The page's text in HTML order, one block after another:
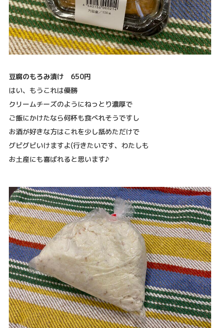
豆腐のもろみ漬け 650円
はい、もうこれは優勝
クリームチーズのようにねっとり濃厚で
ご飯にかけたなら何杯も食べれそうですし
お酒が好きな方はこれを少し舐めただけで
グビグビいけますよ(行きたいです、わたしも
お土産にも喜ばれると思います♪